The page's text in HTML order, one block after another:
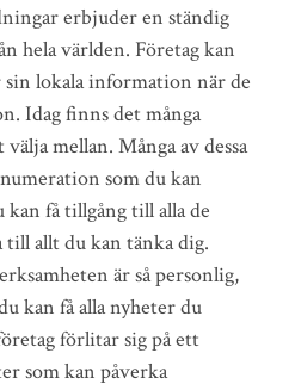
erbjuder en ständig
hela världen. Företag kan
lokala information när de
Idag finns det många
mellan. Många av dessa
som du kan
få tillgång till alla de
till allt du kan tänka dig.
är så personlig,
kan få alla nyheter du
förlitar sig på ett
som kan påverka